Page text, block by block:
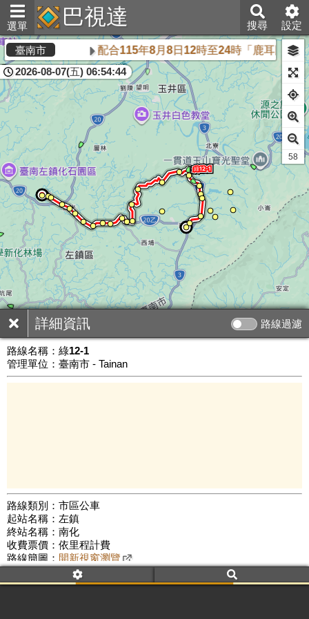
選單 巴視達 搜尋 設定
詳細資訊 路線過濾
路線名稱： 綠12-1
管理單位：臺南市 - Tainan
路線類別：市區公車
起站名稱：左鎮
終站名稱：南化
收費票價：依里程計費
路線簡圖： 開新視窗瀏覽
附屬名稱：綠12-1 左鎮果菜市場 南化區公所
臺南市 配合115年8月8日12時至24時「鹿耳門天后
2026-08-07(五) 06:54:44
公車數量: 累計6554、上線6071
54